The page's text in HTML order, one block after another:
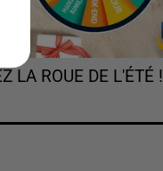
LA ROUE DE L'ÉTÉ !